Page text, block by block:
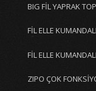
BIG FİL YAPRAK
FİL ELLE
FİL ELLE
ZIPO ÇOK